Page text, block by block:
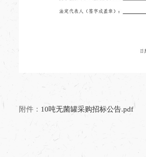
附件： 10吨无菌罐采购招标公告.pdf